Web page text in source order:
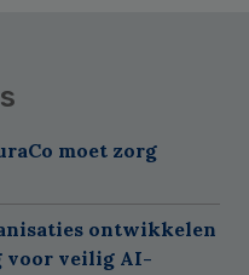
moet zorg
ontwikkelen
voor veilig AI-